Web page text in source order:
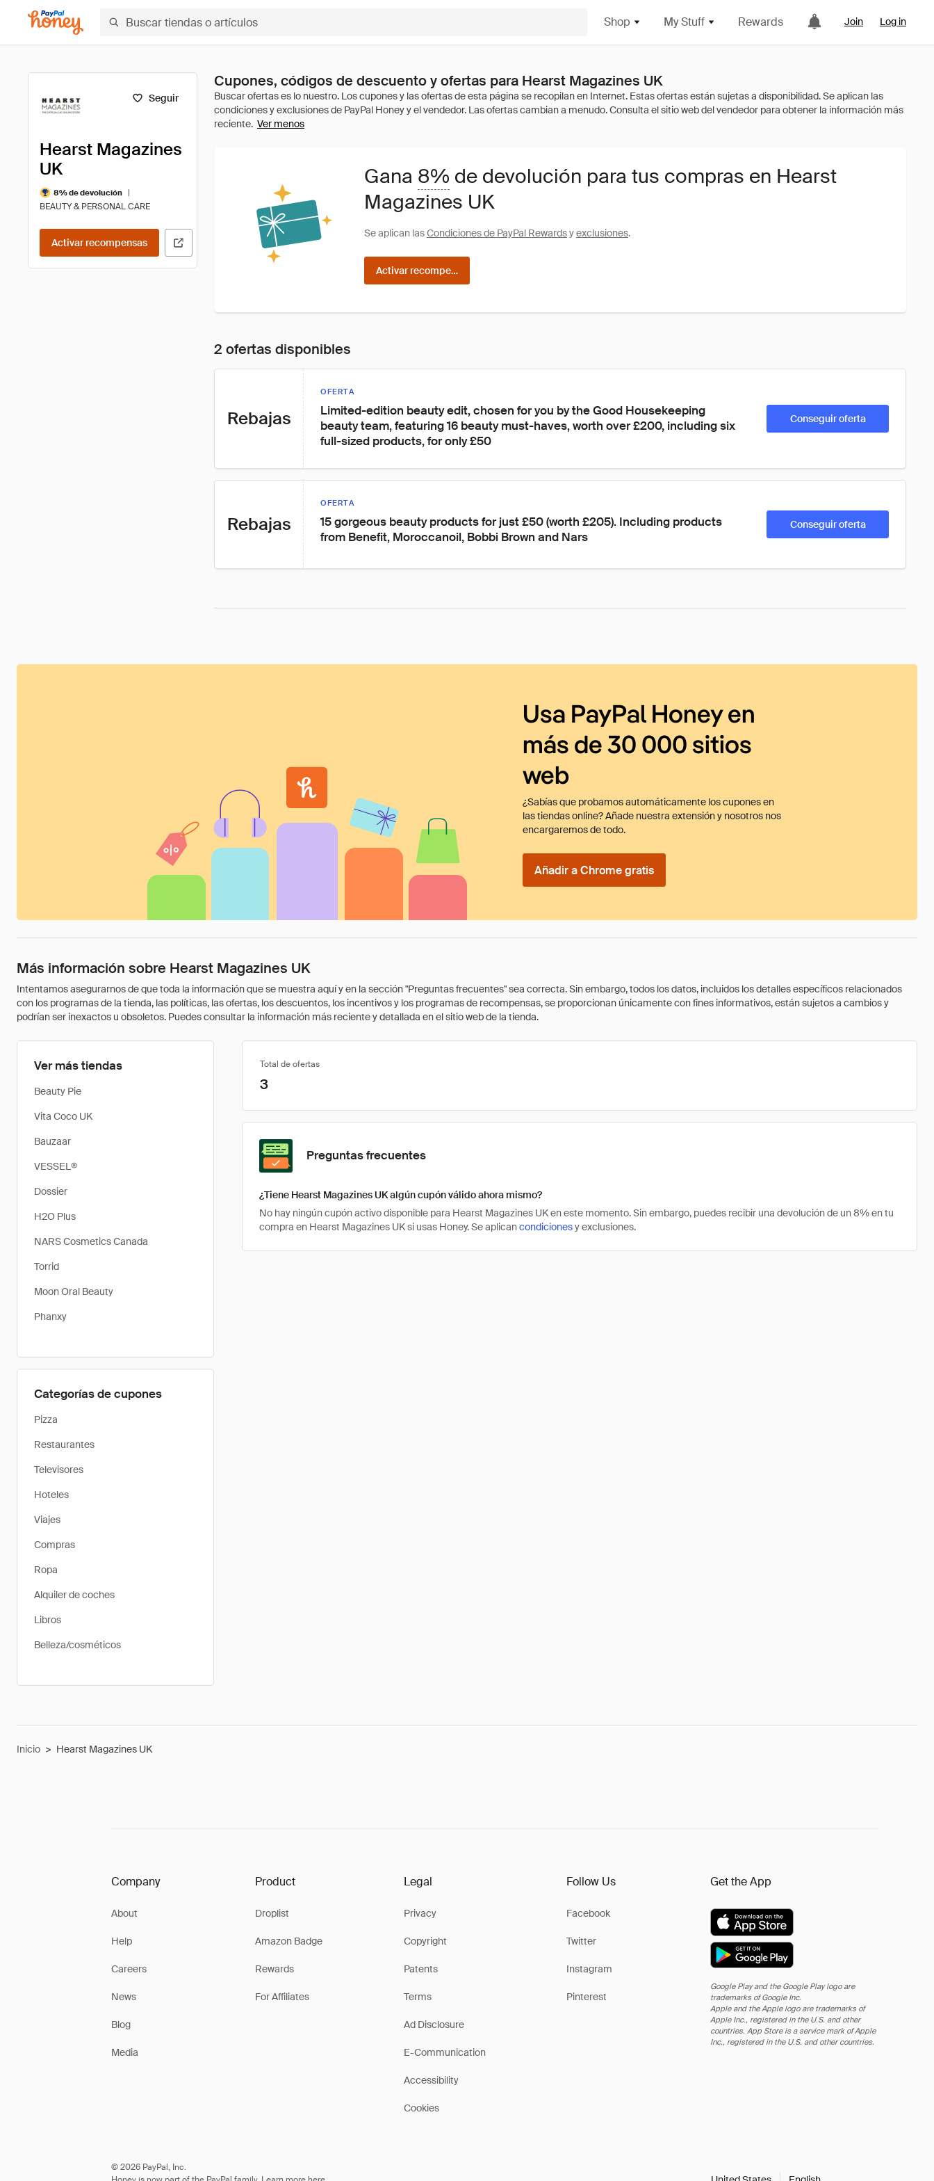
Shop My Stuff Rewards Join Log in
Seguir
Hearst Magazines
UK
8% de devolución
|
BEAUTY & PERSONAL CARE
Activar recompensas
Cupones, códigos de descuento y ofertas para Hearst Magazines UK
Ver menos
Gana 8% de devolución para tus compras en Hearst
Magazines UK
Se aplican lasCondiciones de PayPal Rewardsyexclusiones.
Activar recompensas
2 ofertas disponibles
Rebajas
OFERTA
Limited-edition beauty edit, chosen for you by the Good Housekeeping
beauty team, featuring 16 beauty must-haves, worth over £200, including six
full-sized products, for only £50
Conseguir oferta
Rebajas
OFERTA
15 gorgeous beauty products for just £50 (worth £205). Including products
from Benefit, Moroccanoil, Bobbi Brown and Nars
Conseguir oferta
Usa PayPal Honey en
más de 30 000 sitios
web
¿Sabías que probamos automáticamente los cupones en
las tiendas online? Añade nuestra extensión y nosotros nos
encargaremos de todo.
Añadir a Chrome gratis
Más información sobre Hearst Magazines UK
Intentamos asegurarnos de que toda la información que se muestra aquí y en la sección "Preguntas frecuentes" sea correcta. Sin embargo, todos los datos, incluidos los detalles específicos relacionados
con los programas de la tienda, las políticas, las ofertas, los descuentos, los incentivos y los programas de recompensas, se proporcionan únicamente con fines informativos, están sujetos a cambios y
podrían ser inexactos u obsoletos. Puedes consultar la información más reciente y detallada en el sitio web de la tienda.
Ver más tiendas
Beauty Pie
Vita Coco UK
Bauzaar
VESSEL®
Dossier
H2O Plus
NARS Cosmetics Canada
Torrid
Moon Oral Beauty
Phanxy
Categorías de cupones
Pizza
Restaurantes
Televisores
Hoteles
Viajes
Compras
Ropa
Alquiler de coches
Libros
Belleza/cosméticos
Total de ofertas
3
Preguntas frecuentes
¿Tiene Hearst Magazines UK algún cupón válido ahora mismo?
No hay ningún cupón activo disponible para Hearst Magazines UK en este momento. Sin embargo, puedes recibir una devolución de un 8% en tu
compra en Hearst Magazines UK si usas Honey. Se aplicancondicionesy exclusiones.
Inicio > Hearst Magazines UK
Company
About
Help
Careers
News
Blog
Media
Product
Droplist
Amazon Badge
Rewards
For Affiliates
Legal
Privacy
Copyright
Patents
Terms
Ad Disclosure
E-Communication
Accessibility
Cookies
Follow Us
Facebook
Twitter
Instagram
Pinterest
Get the App
Google Play and the Google Play logo are
trademarks of Google Inc.
Apple and the Apple logo are trademarks of
Apple Inc., registered in the U.S. and other
countries. App Store is a service mark of Apple
Inc., registered in the U.S. and other countries.
© 2026 PayPal, Inc.